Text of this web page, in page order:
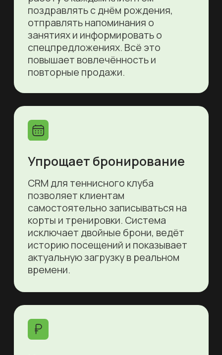
Контролирует оплату и
абонементы
Система фиксирует каждую
покупку, напоминает о продлении
абонементов и помогает вовремя
получать оплату. Все данные
тренировок хранятся в одном
Мобильное приложение
для клиентов
в фирменном стиле
теннисного клуба
тренировок
из расписания
Запись
тренировки